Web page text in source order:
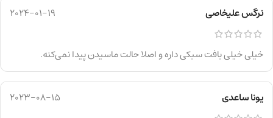
نرگس علیخاصی 2024-01-19
خیلی خیلی بافت سبکی داره و اصلا حالت ماسیدن پیدا نمی‌کنه.
یونا ساعدی 2023-08-15